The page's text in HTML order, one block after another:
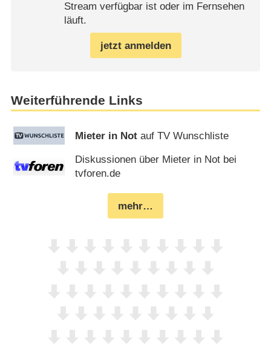
Stream verfügbar ist oder im Fernsehen
läuft.
jetzt anmelden
Weiterführende Links
Mieter in Not auf TV Wunschliste
Diskussionen über Mieter in Not bei
tvforen.de
mehr…